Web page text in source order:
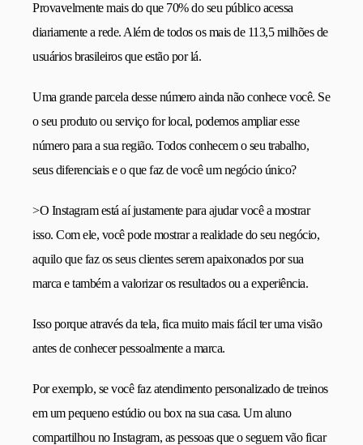
Provavelmente mais do que 70% do seu público acessa
diariamente a rede. Além de todos os mais de 113,5 milhões de
usuários brasileiros que estão por lá.
Uma grande parcela desse número ainda não conhece você. Se
o seu produto ou serviço for local, podemos ampliar esse
número para a sua região. Todos conhecem o seu trabalho,
seus diferenciais e o que faz de você um negócio único?
>O Instagram está aí justamente para ajudar você a mostrar
isso. Com ele, você pode mostrar a realidade do seu negócio,
aquilo que faz os seus clientes serem apaixonados por sua
marca e também a valorizar os resultados ou a experiência.
Isso porque através da tela, fica muito mais fácil ter uma visão
antes de conhecer pessoalmente a marca.
Por exemplo, se você faz atendimento personalizado de treinos
em um pequeno estúdio ou box na sua casa. Um aluno
compartilhou no Instagram, as pessoas que o seguem vão ficar